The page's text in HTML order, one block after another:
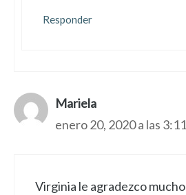
Responder
Mariela
enero 20, 2020 a las
Virginia le agradezco